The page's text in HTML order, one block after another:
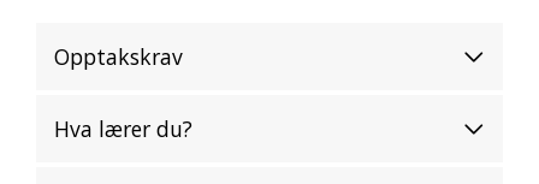
Opptakskrav
Hva lærer du?